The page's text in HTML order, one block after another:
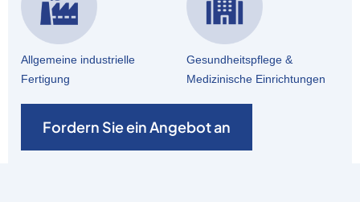
Allgemeine industrielle
Fertigung
Gesundheitspflege &
Medizinische Einrichtungen
Fordern Sie ein Angebot an